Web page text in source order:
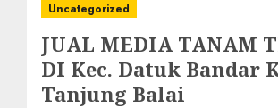
Uncategorized
JUAL MEDIA TANAM
DI Kec. Datuk Bandar
Tanjung Balai